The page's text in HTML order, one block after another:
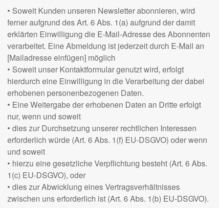
• Soweit Kunden unseren Newsletter abonnieren, wird
ferner aufgrund des Art. 6 Abs. 1(a) aufgrund der damit
erklärten Einwilligung die E-Mail-Adresse des Abonnenten
verarbeitet. Eine Abmeldung ist jederzeit durch E-Mail an
[Mailadresse einfügen] möglich
• Soweit unser Kontaktformular genutzt wird, erfolgt
hierdurch eine Einwilligung in die Verarbeitung der dabei
erhobenen personenbezogenen Daten.
• Eine Weitergabe der erhobenen Daten an Dritte erfolgt
nur, wenn und soweit
• dies zur Durchsetzung unserer rechtlichen Interessen
erforderlich würde (Art. 6 Abs. 1(f) EU-DSGVO) oder wenn
und soweit
• hierzu eine gesetzliche Verpflichtung besteht (Art. 6 Abs.
1(c) EU-DSGVO), oder
• dies zur Abwicklung eines Vertragsverhältnisses
zwischen uns erforderlich ist (Art. 6 Abs. 1(b) EU-DSGVO).